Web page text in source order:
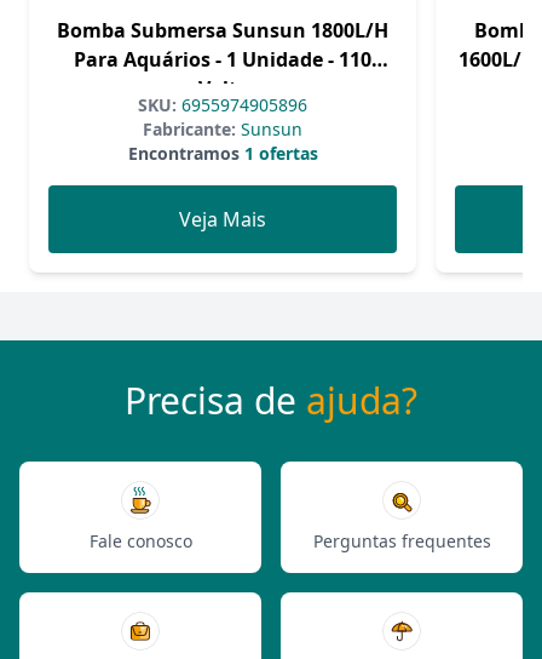
Bomba Submersa Sunsun 1800L/H
Para Aquários - 1 Unidade - 110
Volts
SKU: 6955974905896
Fabricante: Sunsun
Encontramos1 ofertas
Veja Mais
1600L/
Precisa de ajuda?
Fale conosco Perguntas frequentes